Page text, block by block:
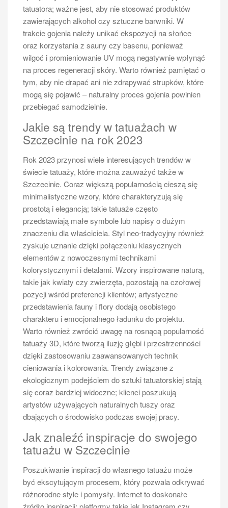
tatuatora; ważne jest, aby nie stosować produktów
zawierających alkohol czy sztuczne barwniki. W
trakcie gojenia należy unikać ekspozycji na słońce
oraz korzystania z sauny czy basenu, ponieważ
wilgoć i promieniowanie UV mogą negatywnie wpłynąć
na proces regeneracji skóry. Warto również pamiętać o
tym, aby nie drapać ani nie zdrapywać strupków, które
mogą się pojawić – naturalny proces gojenia powinien
przebiegać samodzielnie.
Jakie są trendy w tatuażach w
Szczecinie na rok 2023
Rok 2023 przynosi wiele interesujących trendów w
świecie tatuaży, które można zauważyć także w
Szczecinie. Coraz większą popularnością cieszą się
minimalistyczne wzory, które charakteryzują się
prostotą i elegancją; takie tatuaże często
przedstawiają małe symbole lub napisy o dużym
znaczeniu dla właściciela. Styl neo-tradycyjny również
zyskuje uznanie dzięki połączeniu klasycznych
elementów z nowoczesnymi technikami
kolorystycznymi i detalami. Wzory inspirowane naturą,
takie jak kwiaty czy zwierzęta, pozostają na czołowej
pozycji wśród preferencji klientów; artystyczne
przedstawienia fauny i flory dodają osobistego
charakteru i emocjonalnego ładunku do projektu.
Warto również zwrócić uwagę na rosnącą popularność
tatuaży 3D, które tworzą iluzję głębi i przestrzenności
dzięki zastosowaniu zaawansowanych technik
cieniowania i kolorowania. Trendy związane z
ekologicznym podejściem do sztuki tatuatorskiej stają
się coraz bardziej widoczne; klienci poszukują
artystów używających naturalnych tuszy oraz
dbających o środowisko podczas swojej pracy.
Jak znaleźć inspiracje do swojego
tatuażu w Szczecinie
Poszukiwanie inspiracji do własnego tatuażu może
być ekscytującym procesem, który pozwala odkrywać
różnorodne style i pomysły. Internet to doskonałe